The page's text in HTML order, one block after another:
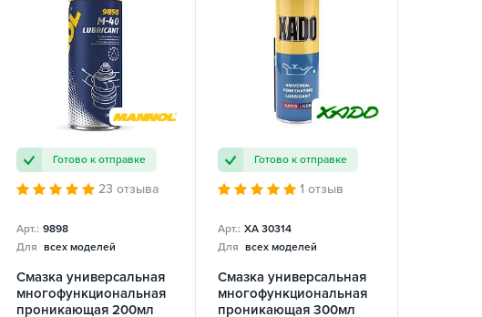
Готово к отправке
23 отзыва
Арт.: 9898
Для всех моделей
Смазка универсальная
многофункциональная
проникающая 200мл
Готово к отправке
1 отзыв
Арт.: XA 30314
Для всех моделей
Смазка универсальная
многофункциональная
проникающая 300мл